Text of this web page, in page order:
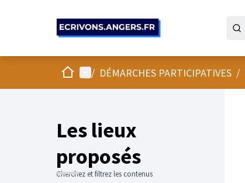
AccueilMenu principal
/ DÉMARCHES PARTICIPATIVES /
Les lieux
proposés
Cherchez et filtrez les contenus